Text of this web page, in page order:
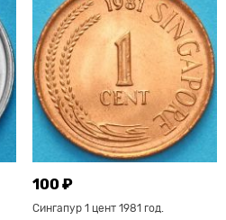
100 ₽
Сингапур 1 цент 1981 год.